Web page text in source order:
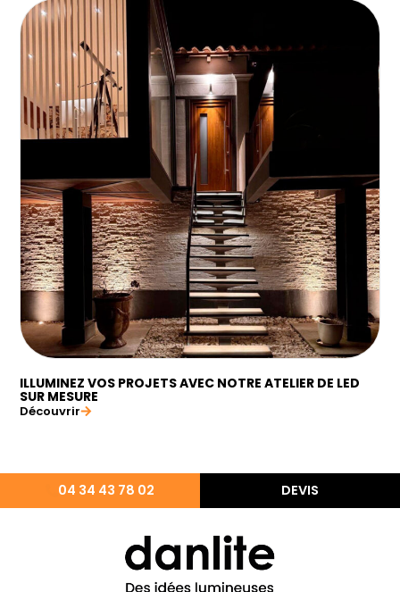
ILLUMINEZ VOS PROJETS AVEC NOTRE ATELIER DE LED
SUR MESURE
Découvrir
04 34 43 78 02 DEVIS